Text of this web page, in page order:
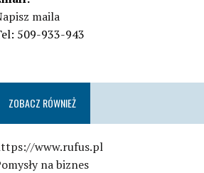
maila
509-933-943
ZOBACZ RÓWNIEŻ
www.rufus.pl
na biznes